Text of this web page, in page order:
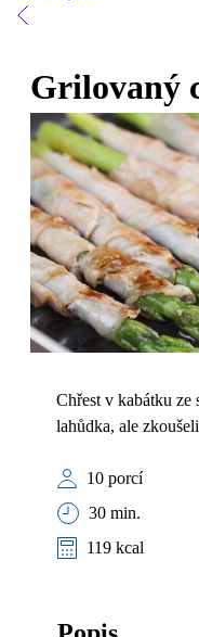
Grilovaný
Chřest v kabátku ze
lahůdka, ale
10 porcí
30 min.
119 kcal